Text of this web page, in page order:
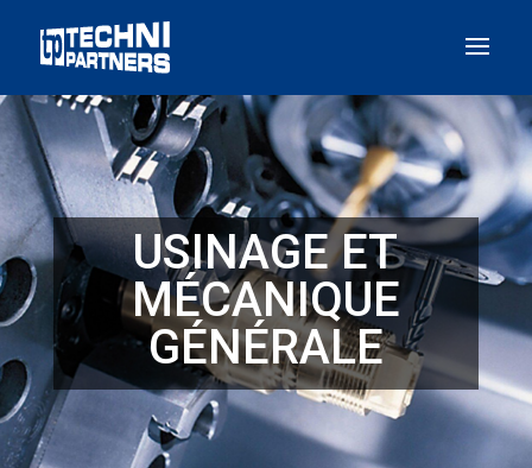
USINAGE ET
MÉCANIQUE
GÉNÉRALE
Panneau de gestion des cookies